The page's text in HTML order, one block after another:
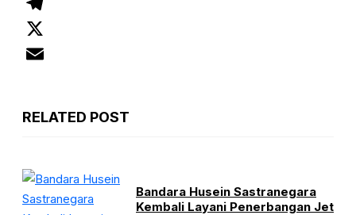
RELATED POST
Bandara Husein Sastranegara
Kembali Layani Penerbangan Jet